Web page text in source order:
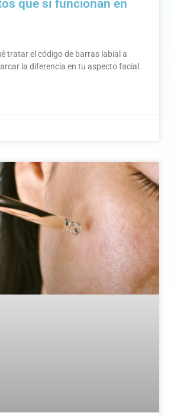
que sí funcionan en
tratar el código de barras labial a
la diferencia en tu aspecto facial.